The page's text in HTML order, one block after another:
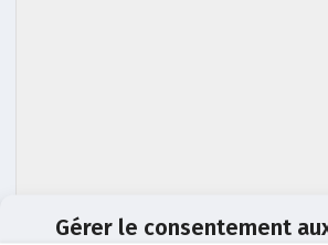
Gérer le consentement